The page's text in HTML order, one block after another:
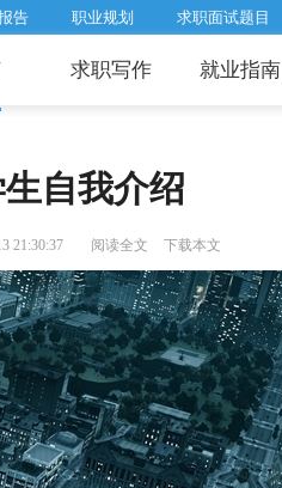
告 职业规划 求职面试题目
求职写作 就业指南
自我介绍
21:30:37 阅读全文 下载本文